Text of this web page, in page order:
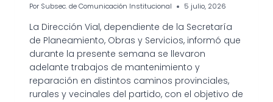
Por Subsec. de Comunicación Institucional 5 julio, 2026
La Dirección Vial, dependiente de la Secretaría
de Planeamiento, Obras y Servicios, informó que
durante la presente semana se llevaron
adelante trabajos de mantenimiento y
reparación en distintos caminos provinciales,
rurales y vecinales del partido, con el objetivo de